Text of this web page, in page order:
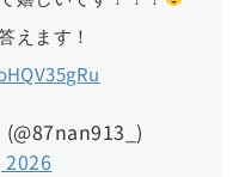
えます！